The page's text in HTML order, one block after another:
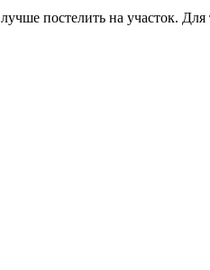
постелить на участок.